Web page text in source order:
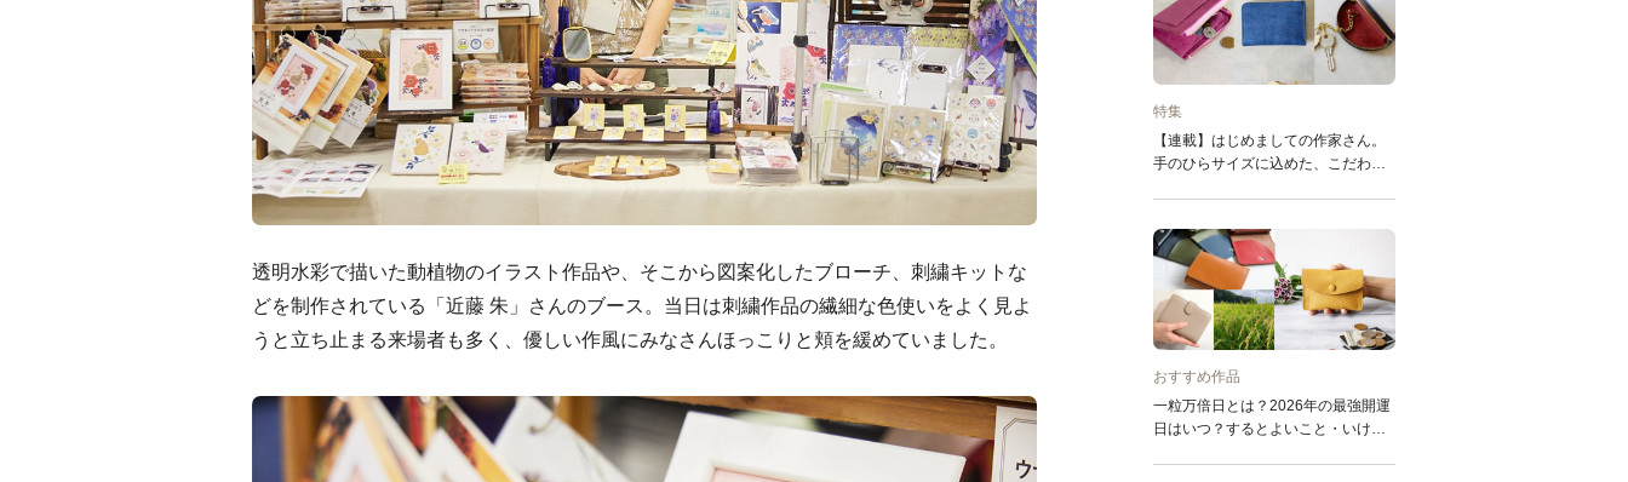
透明水彩で描いた動植物のイラスト作品や、そこから図案化したブローチ、刺繍キットな
どを制作されている「近藤 朱」さんのブース。当日は刺繍作品の繊細な色使いをよく見よ
うと立ち止まる来場者も多く、優しい作風にみなさんほっこりと頬を緩めていました。
特集
【連載】はじめましての作家さん。
手のひらサイズに込めた、こだわり
おすすめ作品
一粒万倍日とは？2026年の最強開運
日はいつ？するとよいこと・いけな